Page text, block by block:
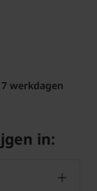
werkdagen
in: